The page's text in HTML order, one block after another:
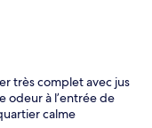
très complet avec jus
odeur à l’entrée de
calme